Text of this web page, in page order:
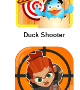
Duck Shooter